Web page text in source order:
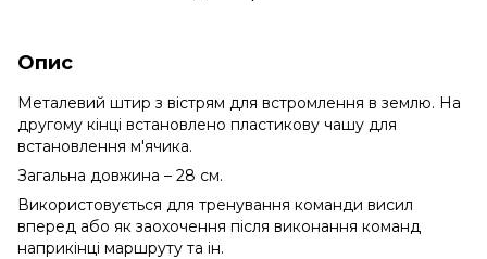
Опис
Металевий штир з вістрям для встромлення в землю. На
другому кінці встановлено пластикову чашу для
встановлення м'ячика.
Загальна довжина – 28 см.
Використовується для тренування команди висил
вперед або як заохочення після виконання команд
наприкінці маршруту та ін.